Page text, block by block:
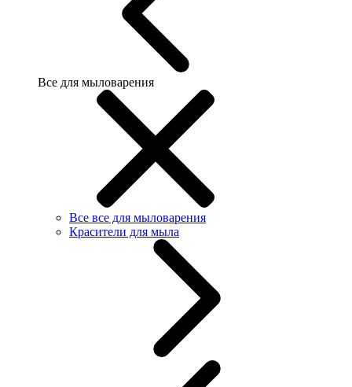
Все для мыловарения
Все все для мыловарения
Красители для мыла